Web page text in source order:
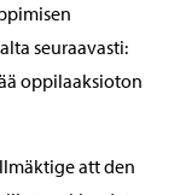
seuraavasti:
oppilaaksioton
att den